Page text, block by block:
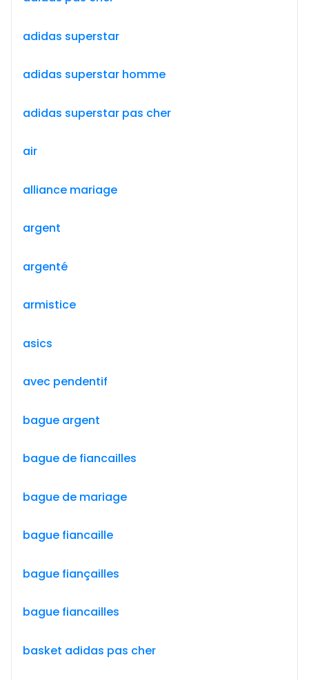
adidas superstar
adidas superstar homme
adidas superstar pas cher
air
alliance mariage
argent
argenté
armistice
asics
avec pendentif
bague argent
bague de fiancailles
bague de mariage
bague fiancaille
bague fiançailles
bague fiancailles
basket adidas pas cher